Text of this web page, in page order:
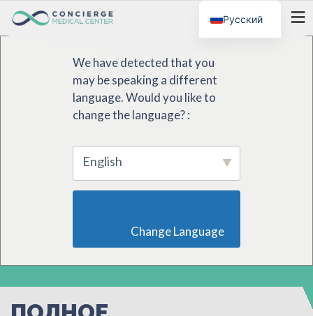
We have detected that you
may be speaking a different
language. Would you like to
change the language? :
English
МЕНЮ
Русский